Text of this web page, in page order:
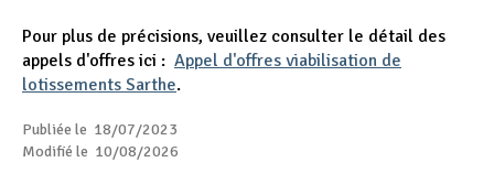
Pour plus de précisions, veuillez consulter le détail des
appels d'offres ici : Appel d'offres viabilisation de
lotissements Sarthe.
Publiée le 18/07/2023
Modifié le 10/08/2026